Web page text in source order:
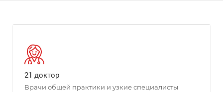
21 доктор
Врачи общей практики и узкие специалисты